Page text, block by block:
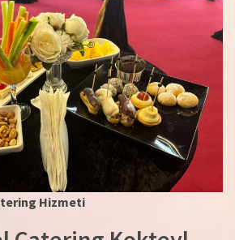
Hizmeti